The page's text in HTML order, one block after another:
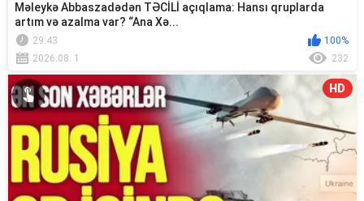
Məleykə Abbaszadədən TƏCİLİ açıqlama: Hansı qruplarda
artım və azalma var? “Ana Xə...
29:43
100%
2026.08. 1
232
HD